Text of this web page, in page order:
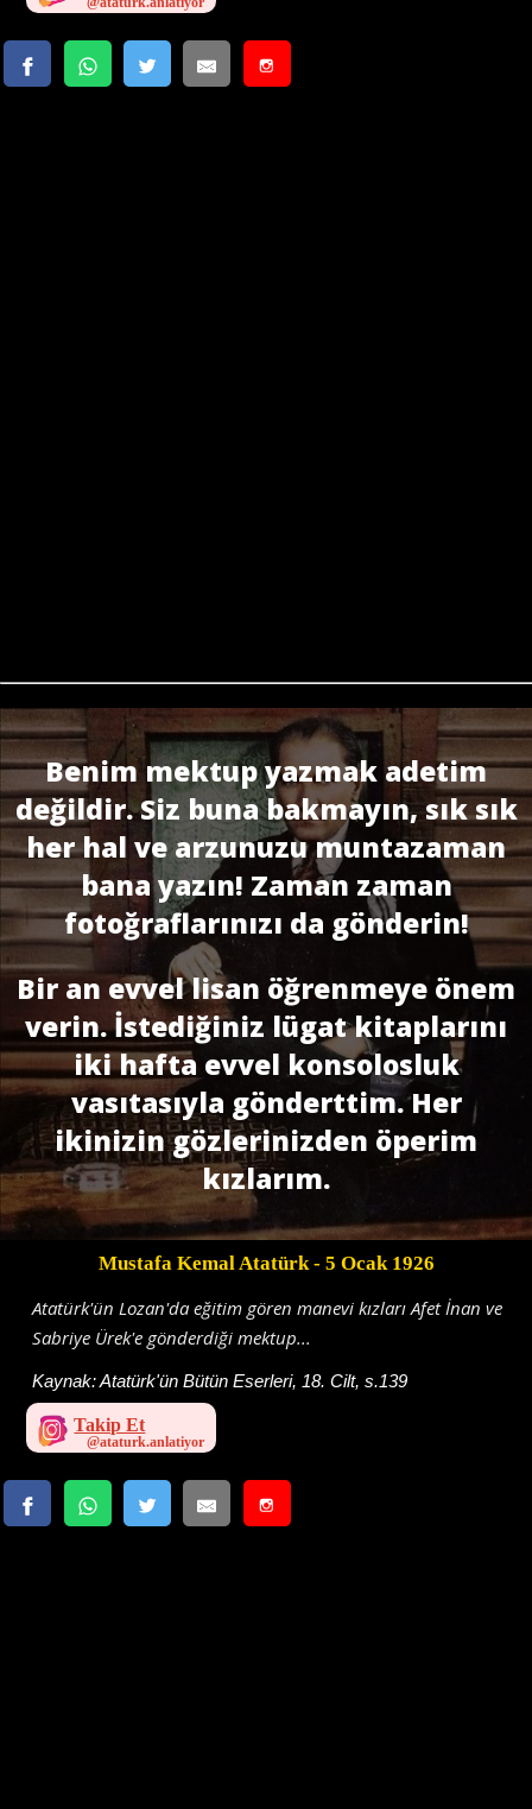
Benim mektup yazmak adetim
değildir. Siz buna bakmayın, sık sık
her hal ve arzunuzu muntazaman
bana yazın! Zaman zaman
fotoğraflarınızı da gönderin!
Bir an evvel lisan öğrenmeye önem
verin. İstediğiniz lügat kitaplarını
iki hafta evvel konsolosluk
vasıtasıyla gönderttim. Her
ikinizin gözlerinizden öperim
kızlarım.
Mustafa Kemal Atatürk- 5 Ocak 1926
Atatürk'ün Lozan'da eğitim gören manevi kızları Afet İnan ve
Sabriye Ürek'e gönderdiği mektup...
Kaynak:Atatürk'ün Bütün Eserleri, 18. Cilt, s.139
Takip Et